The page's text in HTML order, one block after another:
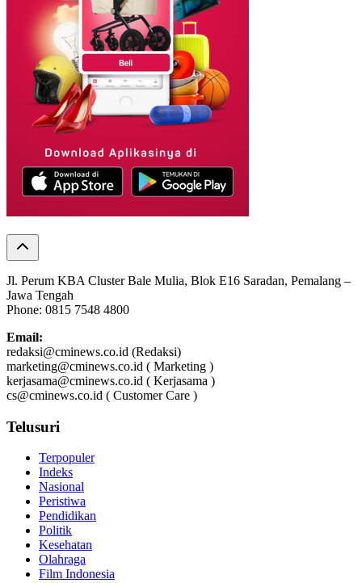
Jl. Perum KBA Cluster Bale Mulia, Blok E16 Saradan, Pemalang –
Jawa Tengah
Phone: 0815 7548 4800
Email:
redaksi@cminews.co.id (Redaksi)
marketing@cminews.co.id ( Marketing )
kerjasama@cminews.co.id ( Kerjasama )
cs@cminews.co.id ( Customer Care )
Telusuri
Terpopuler
Indeks
Nasional
Peristiwa
Pendidikan
Politik
Kesehatan
Olahraga
Film Indonesia